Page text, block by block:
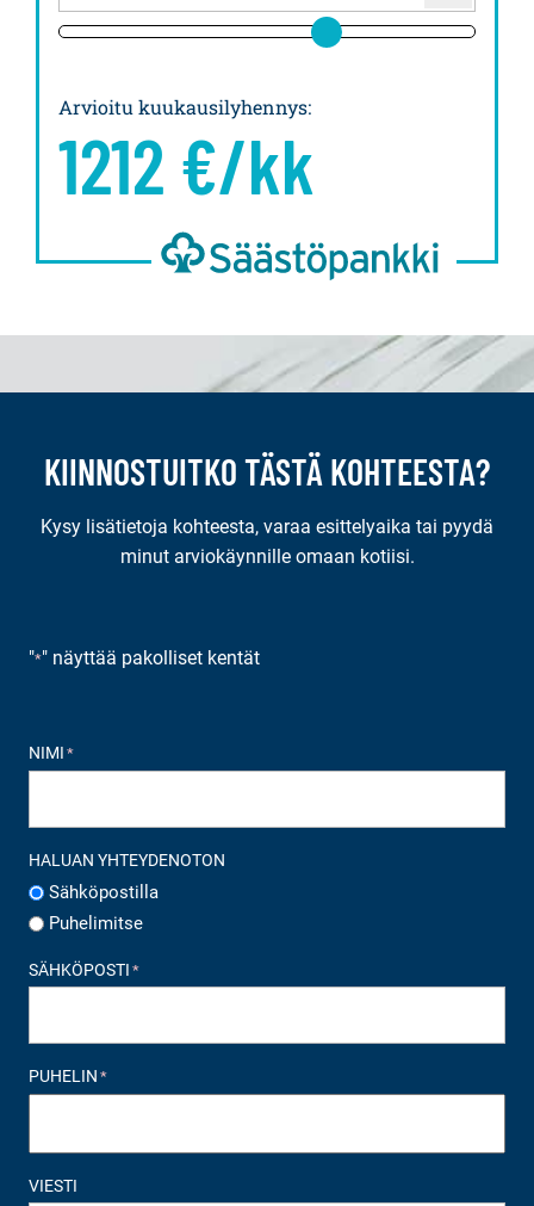
Arvioitu kuukausilyhennys:
1212 €/kk
KIINNOSTUITKO TÄSTÄ KOHTEESTA?
Kysy lisätietoja kohteesta, varaa esittelyaika tai pyydä
minut arviokäynnille omaan kotiisi.
"*" näyttää pakolliset kentät
NIMI *
HALUAN YHTEYDENOTON
Sähköpostilla
Puhelimitse
SÄHKÖPOSTI *
PUHELIN *
VIESTI